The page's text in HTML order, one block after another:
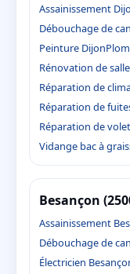
Assainissement
Débouchage de
Peinture Dijon
Rénovation de
Réparation de
Réparation de
Réparation de
Vidange bac à
Besançon
Assainissement
Débouchage de
Électricien